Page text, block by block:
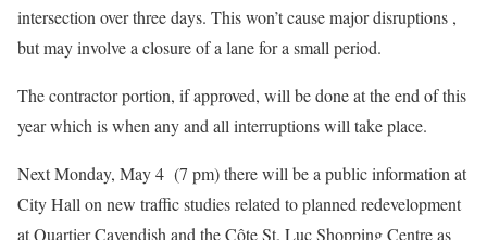
intersection over three days. This won’t cause major disruptions ,
but may involve a closure of a lane for a small period.
The contractor portion, if approved, will be done at the end of this
year which is when any and all interruptions will take place.
Next Monday, May 4 (7 pm) there will be a public information at
City Hall on new traffic studies related to planned redevelopment
at Quartier Cavendish and the Côte St. Luc Shopping Centre as